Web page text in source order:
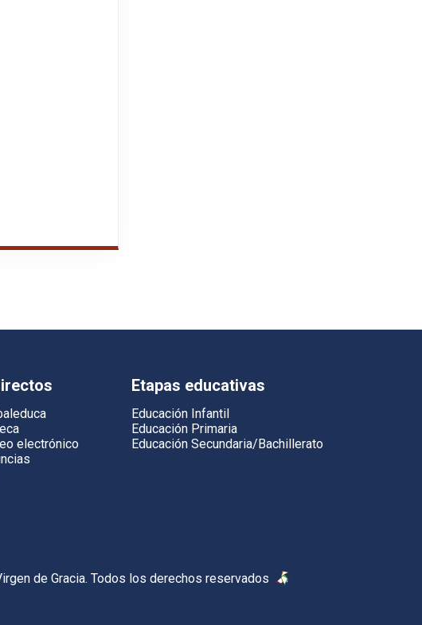
electrónico
Etapas educativas
Educación Infantil
Educación Primaria
Educación Secundaria/Bachillerato
de Gracia. Todos los derechos reservados